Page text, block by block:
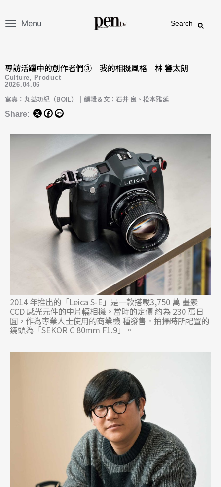
Menu Search
專訪活躍中的創作者們③｜我的相機風格｜林 響太朗
Culture, Product
2026.04.06
寫真：丸益功紀（BOIL）｜編輯＆文：石井 良、松本雅延
Share:
2014 年推出的「Leica S-E」是一款搭載3,750 萬 畫素
CCD 感光元件的中片幅相機。當時的定價 約為 230 萬日
圓，作為專業人士使用的商業機 種發售。拍攝時所配置的
鏡頭為「SEKOR C 80mm F1.9」。